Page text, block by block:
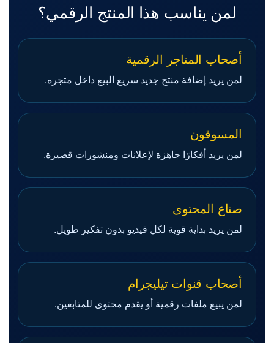
لمن يناسب هذا المنتج الرقمي؟
أصحاب المتاجر الرقمية
لمن يريد إضافة منتج جديد سريع البيع داخل متجره.
المسوقون
لمن يريد أفكارًا جاهزة لإعلانات ومنشورات قصيرة.
صناع المحتوى
لمن يريد بداية قوية لكل فيديو بدون تفكير طويل.
أصحاب قنوات تيليجرام
لمن يبيع ملفات رقمية أو يقدم محتوى للمتابعين.